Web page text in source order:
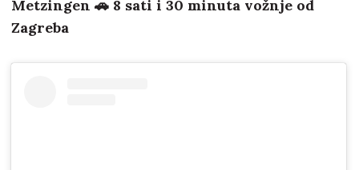
Metzingen 🚗 8 sati i 30 minuta vožnje od
Zagreba